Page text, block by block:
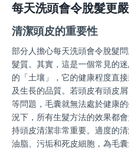
每天洗頭會令脫髮更
清潔頭皮的重要性
部分人擔心每天洗頭會令脫髮
髮質。其實，這是一個常見的
的「土壤」，它的健康程度直
及生長的品質。若頭皮有頭皮
等問題，毛囊就無法處於健康
況下，所有生髮方法的效果都
持頭皮清潔非常重要。適度的
油脂、污垢和死皮細胞，為毛